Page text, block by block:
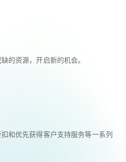
的资源，开启新的机会。
和优先获得客户支持服务等一系列